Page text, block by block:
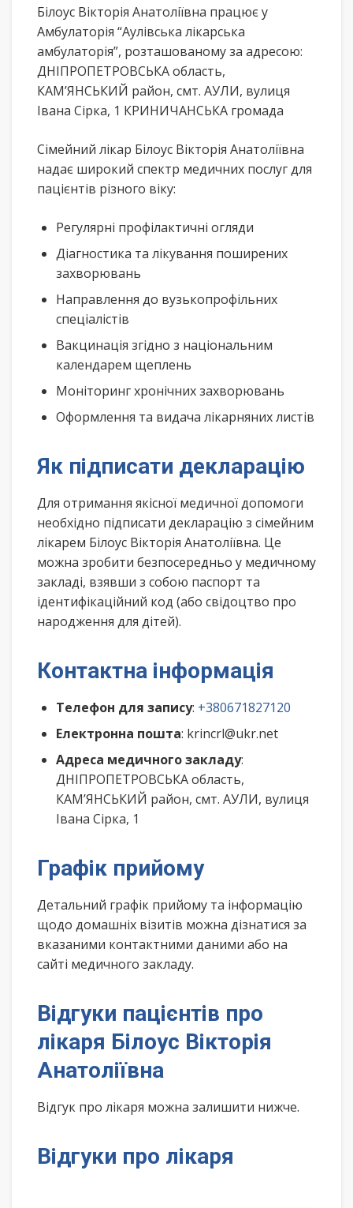
Білоус Вікторія Анатоліївна працює у
Амбулаторія “Аулівська лікарська
амбулаторія”, розташованому за адресою:
ДНІПРОПЕТРОВСЬКА область,
КАМ’ЯНСЬКИЙ район, смт. АУЛИ, вулиця
Івана Сірка, 1 КРИНИЧАНСЬКА громада
Сімейний лікар Білоус Вікторія Анатоліївна
надає широкий спектр медичних послуг для
пацієнтів різного віку:
Регулярні профілактичні огляди
Діагностика та лікування поширених
захворювань
Направлення до вузькопрофільних
спеціалістів
Вакцинація згідно з національним
календарем щеплень
Моніторинг хронічних захворювань
Оформлення та видача лікарняних листів
Як підписати декларацію
Для отримання якісної медичної допомоги
необхідно підписати декларацію з сімейним
лікарем Білоус Вікторія Анатоліївна. Це
можна зробити безпосередньо у медичному
закладі, взявши з собою паспорт та
ідентифікаційний код (або свідоцтво про
народження для дітей).
Контактна інформація
Телефон для запису: +380671827120
Електронна пошта: krincrl@ukr.net
Адреса медичного закладу:
ДНІПРОПЕТРОВСЬКА область,
КАМ’ЯНСЬКИЙ район, смт. АУЛИ, вулиця
Івана Сірка, 1
Графік прийому
Детальний графік прийому та інформацію
щодо домашніх візитів можна дізнатися за
вказаними контактними даними або на
сайті медичного закладу.
Відгуки пацієнтів про
лікаря Білоус Вікторія
Анатоліївна
Відгук про лікаря можна залишити нижче.
Відгуки про лікаря